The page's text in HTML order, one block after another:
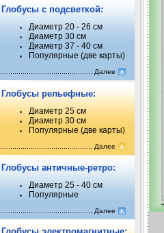
Глобусы с подсветкой:
Диаметр 20 - 26 см
Диаметр 30 см
Диаметр 37 - 40 см
Популярные (две карты)
Далее
Глобусы рельефные:
Диаметр 25 см
Диаметр 30 см
Популярные (две карты)
Далее
Глобусы античные-ретро:
Диаметр 25 - 40 см
Популярные
Далее